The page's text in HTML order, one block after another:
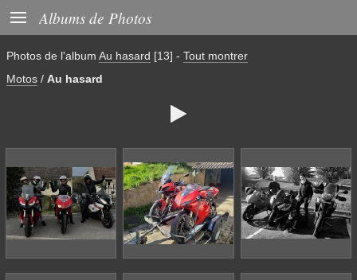
 Albums de Photos
Photos de l'album Au hasard [13] - Tout montrer
Motos / Au hasard
